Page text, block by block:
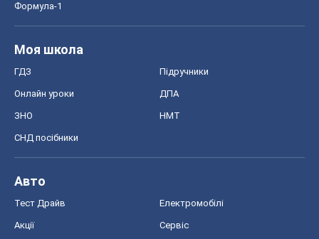
Формула-1
Моя школа
ГДЗ Підручники
Онлайн уроки ДПА
ЗНО НМТ
СНД посібники
Авто
Тест Драйв Електромобілі
Акції Сервіс